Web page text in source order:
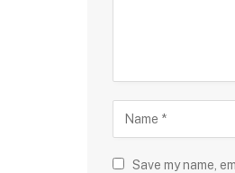
Save my name,